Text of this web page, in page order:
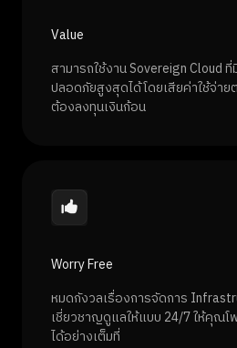
Value
สามารถใช้งาน Sovereign Cloud
ปลอดภัยสูงสุดได้โดยเสียค่าใช้จ่าย
ต้องลงทุนเงินก้อน
Worry Free
หมดกังวลเรื่องการจัดการ
เชี่ยวชาญดูแลให้แบบ 24/7 ให้คุณโ
ได้อย่างเต็มที่